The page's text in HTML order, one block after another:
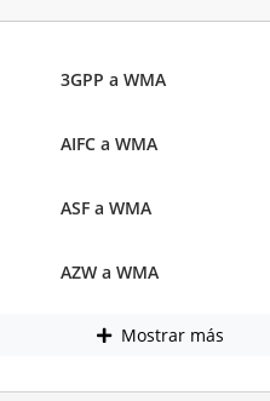
3GPP a WMA
AIFC a WMA
ASF a WMA
AZW a WMA
Mostrar más